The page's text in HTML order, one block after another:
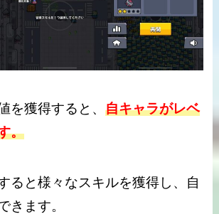
を獲得すると、自キャラがレベ
。
ると様々なスキルを獲得し、自
きます。